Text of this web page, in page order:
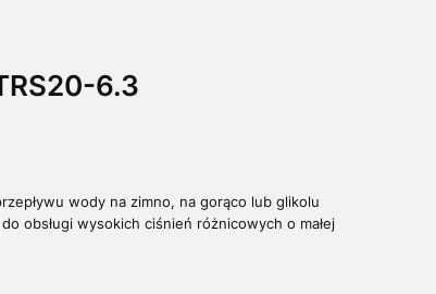
6.3
wody na zimno, na gorąco lub glikolu
obsługi wysokich ciśnień różnicowych o małej